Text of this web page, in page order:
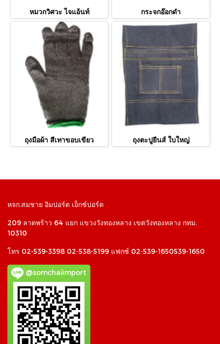
หมวกวิศวะ ไจแอ้นท์ กระจกอ๊อกดำ
ถุงมือผ้า สีเทาขอบเขียว ถุงตะปูยีนส์ ใบใหญ่
หจก.สมชาย อิมปอร์ต เอ็กซ์ปอร์ต
209 ลาดพร้าว 64 แยก แขวงวังทองหลาง เขตวังทองหลาง กทม.
10310
โทร 02-539-3398 02-538-5199 แฟกซ์ 02-539-1650539-1650
@somchaiimport